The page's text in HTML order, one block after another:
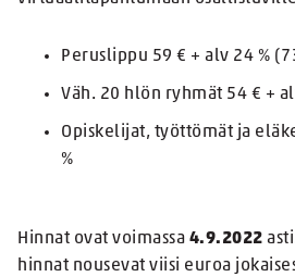
Peruslippu 59 € + alv 24 %
Väh. 20 hlön ryhmät 54 € +
Opiskelijat, työttömät ja
%
Hinnat ovat voimassa 4.9.2022
hinnat nousevat viisi euroa